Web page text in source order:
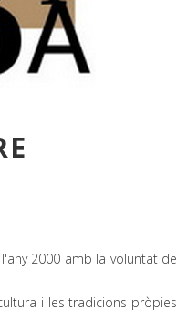
l'any 2000 amb la voluntat de
i les tradicions pròpies